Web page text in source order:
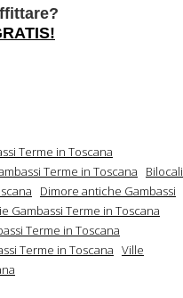
Terme in Toscana
Terme in Toscana
Bilocali
Dimore antiche Gambassi
Gambassi Terme in Toscana
Terme in Toscana
Terme in Toscana Ville